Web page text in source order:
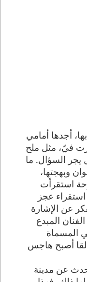
أجدها أمامي
فيّ، مثل ملح
يجر السؤال. ما
وبهجتها،
استقرأت
عجز
عن الإشارة
المبدع
المسماة
أصبح هاجس
عن مدينة